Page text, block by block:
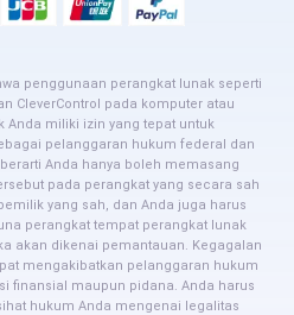
penggunaan perangkat lunak seperti
CleverControl pada komputer atau
Anda miliki izin yang tepat untuk
pelanggaran hukum federal dan
Anda hanya boleh memasang
pada perangkat yang secara sah
yang sah, dan Anda juga harus
perangkat tempat perangkat lunak
akan dikenai pemantauan. Kegagalan
mengakibatkan pelanggaran hukum
finansial maupun pidana. Anda harus
hukum Anda mengenai legalitas